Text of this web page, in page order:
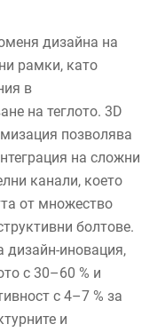
дизайна на
рамки, като
в
на теглото. 3D
позволява
на сложни
канали, което
от множество
болтове.
дизайн-иновация,
с 30–60 % и
с 4–7 % за
и